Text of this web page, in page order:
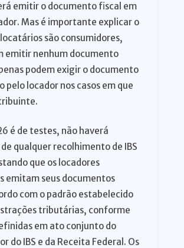
emitir o documento fiscal em
Mas é importante explicar o
são consumidores,
emitir nenhum documento
podem exigir o documento
pelo locador nos casos em que
é de testes, não haverá
qualquer recolhimento de IBS
que os locadores
emitam seus documentos
com o padrão estabelecido
tributárias, conforme
em ato conjunto do
do IBS e da Receita Federal. Os